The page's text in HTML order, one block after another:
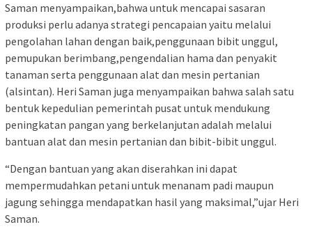
Saman menyampaikan,bahwa untuk mencapai sasaran
produksi perlu adanya strategi pencapaian yaitu melalui
pengolahan lahan dengan baik,penggunaan bibit unggul,
pemupukan berimbang,pengendalian hama dan penyakit
tanaman serta penggunaan alat dan mesin pertanian
(alsintan). Heri Saman juga menyampaikan bahwa salah satu
bentuk kepedulian pemerintah pusat untuk mendukung
peningkatan pangan yang berkelanjutan adalah melalui
bantuan alat dan mesin pertanian dan bibit-bibit unggul.
“Dengan bantuan yang akan diserahkan ini dapat
mempermudahkan petani untuk menanam padi maupun
jagung sehingga mendapatkan hasil yang maksimal,”ujar Heri
Saman.